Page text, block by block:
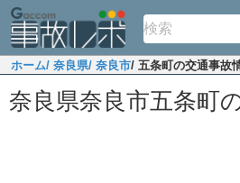
ホーム/ 奈良県/ 奈良市/ 五条町の交通事故
奈良県奈良市五条町